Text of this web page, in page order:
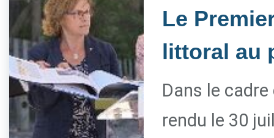
Le
littoral au
Dans le
rendu le 30